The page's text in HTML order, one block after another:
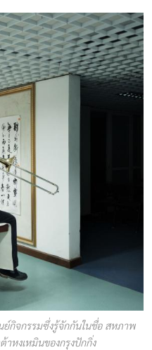
กิจกรรมซึ่งรู้จักกันในชื่อ สหภาพ
หงเหมินของกรุงปักกิ่ง